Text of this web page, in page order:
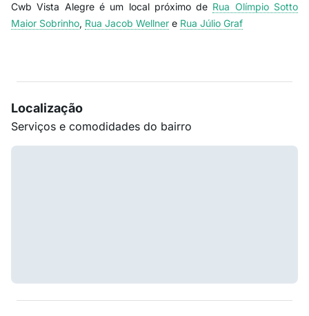
Cwb Vista Alegre é um local próximo de Rua Olímpio Sotto
Maior Sobrinho, Rua Jacob Wellner e Rua Júlio Graf
Localização
Serviços e comodidades do bairro